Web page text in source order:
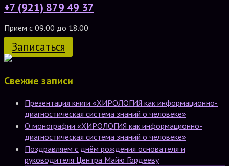
+7 (921) 879 49 37
Прием с 09.00 до 18.00
Записаться
Свежие записи
Презентация книги «ХИРОЛОГИЯ как информационно-
диагностическая система знаний о человеке»
О монографии «ХИРОЛОГИЯ как информационно-
диагностическая система знаний о человеке»
Поздравляем с днём рождения основателя и
руководителя Центра Майю Гордееву